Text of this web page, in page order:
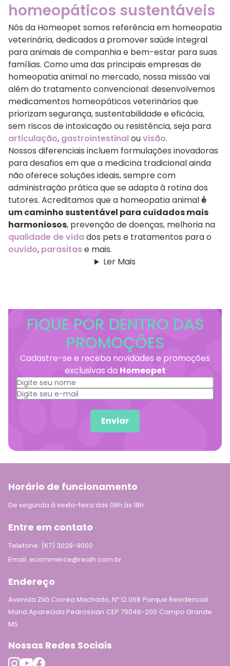
homeopáticos sustentáveis
Nós da Homeopet somos referência em homeopatia
veterinária, dedicados a promover saúde integral
para animais de companhia e bem-estar para suas
famílias. Como uma das principais empresas de
homeopatia animal no mercado, nossa missão vai
além do tratamento convencional: desenvolvemos
medicamentos homeopáticos veterinários que
priorizam segurança, sustentabilidade e eficácia,
sem riscos de intoxicação ou resistência, seja para
articulação, gastrointestinalouvisão.
Nossos diferenciais incluem formulações inovadoras
para desafios em que a medicina tradicional ainda
não oferece soluções ideais, sempre com
administração prática que se adapta à rotina dos
tutores. Acreditamos que a homeopatia animalé
um caminho sustentável para cuidados mais
harmoniosos, prevenção de doenças, melhoria na
qualidade de vidados pets e tratamentos para o
ouvido, parasitase mais.
Ler Mais
FIQUE POR DENTRO DAS
PROMOÇÕES
Cadastre-se e receba novidades e promoções
exclusivas da Homeopet
Enviar
Horário de funcionamento
De segunda à sexta-feira das 08h às 18h
Entre em contato
Telefone: (67) 3028-9000
Email: ecommerce@realh.com.br
Endereço
Avenida Zilá Correa Machado, Nº 12.068 Parque Residencial
Maria Aparecida Pedrossian CEP 79046-200 Campo Grande
MS
Nossas Redes Sociais